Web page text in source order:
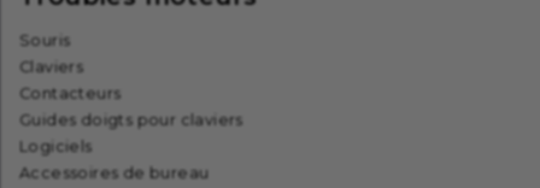
Souris
Claviers
Contacteurs
Guides doigts pour claviers
Logiciels
Accessoires de bureau